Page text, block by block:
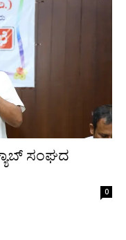
ಕ್ಯಾಬ್ ಸಂಘದ
0